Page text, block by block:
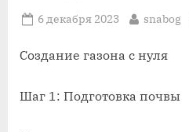
Posted
6 декабря 2023 By
snabog
Создание газона с нуля
Шаг 1: Подготовка почвы